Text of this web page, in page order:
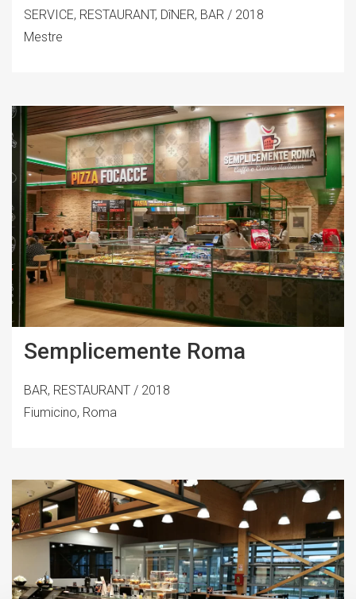
SERVICE, RESTAURANT, DîNER, BAR / 2018
Mestre
Semplicemente Roma
BAR, RESTAURANT / 2018
Fiumicino, Roma